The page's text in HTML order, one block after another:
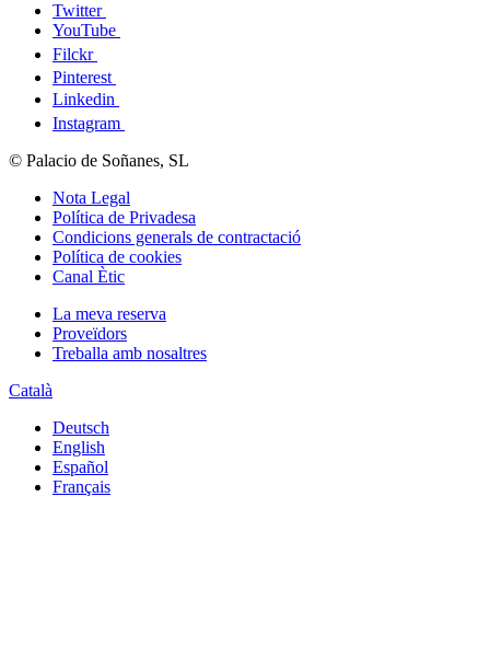
Twitter
YouTube
Filckr
Pinterest
Linkedin
Instagram
© Palacio de Soñanes, SL
Nota Legal
Política de Privadesa
Condicions generals de contractació
Política de cookies
Canal Ètic
La meva reserva
Proveïdors
Treballa amb nosaltres
Català
Deutsch
English
Español
Français